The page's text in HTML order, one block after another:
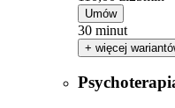
Umów
30 minut
+ więcej